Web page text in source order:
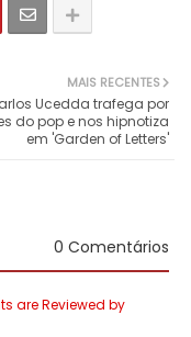
MAIS RECENTES
Ucedda trafega por
do pop e nos hipnotiza
em 'Garden of Letters'
0 Comentários
are Reviewed by